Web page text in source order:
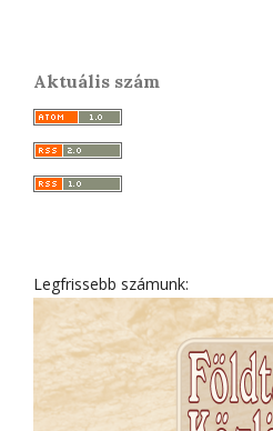
Aktuális szám
Legfrissebb számunk: